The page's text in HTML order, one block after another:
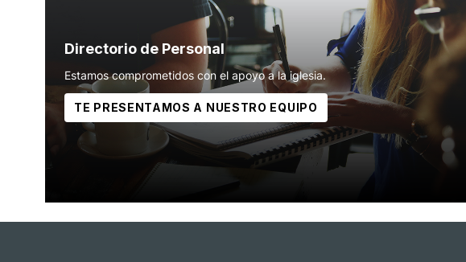
Directorio de Personal
Estamos comprometidos con el apoyo a la iglesia.
TE PRESENTAMOS A NUESTRO EQUIPO